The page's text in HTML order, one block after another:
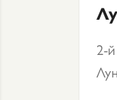
2-